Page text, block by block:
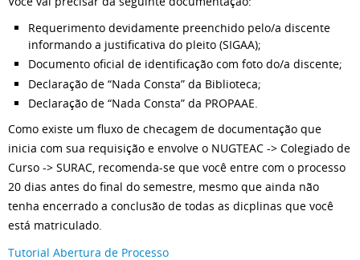
Requerimento devidamente preenchido pelo/a discente
informando a justificativa do pleito (SIGAA);
Documento oficial de identificação com foto do/a discente;
Declaração de “Nada Consta” da Biblioteca;
Declaração de “Nada Consta” da PROPAAE.
Como existe um fluxo de checagem de documentação que
inicia com sua requisição e envolve o NUGTEAC -> Colegiado de
Curso -> SURAC, recomenda-se que você entre com o processo
20 dias antes do final do semestre, mesmo que ainda não
tenha encerrado a conclusão de todas as dicplinas que você
está matriculado.
Tutorial Abertura de Processo